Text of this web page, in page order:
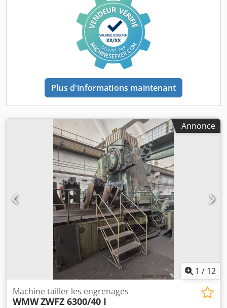
Tension de commande : 24 V CA Puissance installée : 29
kVA Courant nominal : 42 A cos φ : 0,81 Protection : 63 A gL
Poids de l’armoire électrique : 900 kg Les 4 machines sont
identiques, de l’année de fabrication 2024 et proviennent
d’une production industrielle moderne en série. Données
techniques selon la plaque signalétique, les informations
réserve d’erreurs et de vente entre-temps.
Plus d'informations maintenant
Annonce
1 / 12
Machine tailler les engrenages
WMWZWFZ 6300/40 I